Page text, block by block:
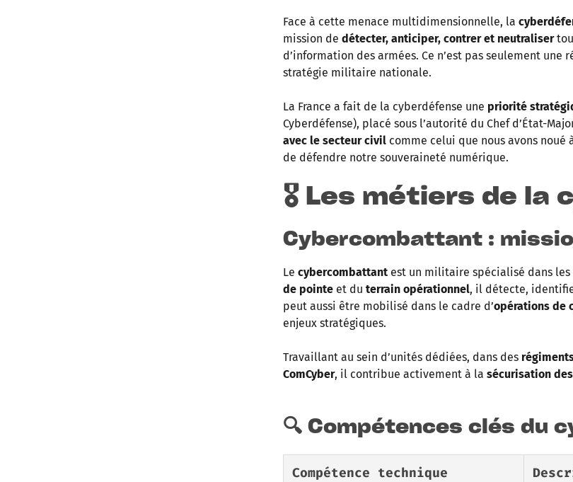
Face à cette menace multidimensionnelle, la
mission de détecter, anticiper, contrer et neutraliser
d’information des armées. Ce n’est pas seulement
stratégie militaire nationale.
La France a fait de la cyberdéfense une priorité
Cyberdéfense), placé sous l’autorité du Chef d’État-
avec le secteur civil comme celui que nous avons noué
de défendre notre souveraineté numérique.
🎖 Les métiers de la
Cybercombattant :
Le cybercombattant est un militaire spécialisé dans les
de pointe et du terrain opérationnel, il détecte,
peut aussi être mobilisé dans le cadre d’opérations de
enjeux stratégiques.
Travaillant au sein d’unités dédiées, dans des
ComCyber, il contribue activement à la sécurisation
🔍 Compétences clés du
Compétence technique